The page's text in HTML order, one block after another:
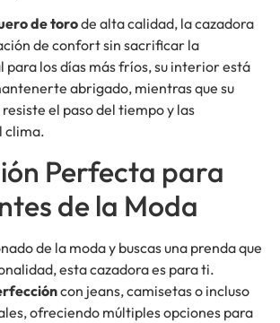
de torode alta calidad, la cazadora
de confort sin sacrificar la
para los días más fríos, su interior está
abrigado, mientras que su
el paso del tiempo y las
clima.
Perfecta para
de la Moda
de la moda y buscas una prenda que
esta cazadora es para ti.
con jeans, camisetas o incluso
ofreciendo múltiples opciones para